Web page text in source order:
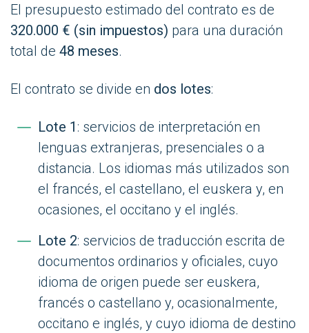
El presupuesto estimado del contrato es de
320.000 € (sin impuestos) para una duración
total de 48 meses.
El contrato se divide en dos lotes:
Lote 1 : servicios de interpretación en
lenguas extranjeras, presenciales o a
distancia. Los idiomas más utilizados son
el francés, el castellano, el euskera y, en
ocasiones, el occitano y el inglés.
Lote 2: servicios de traducción escrita de
documentos ordinarios y oficiales, cuyo
idioma de origen puede ser euskera,
francés o castellano y, ocasionalmente,
occitano e inglés, y cuyo idioma de destino